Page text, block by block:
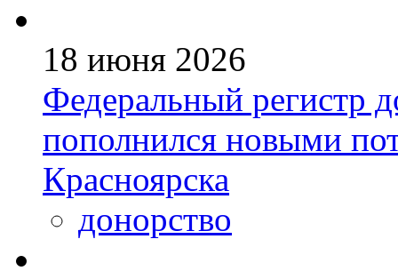
18 июня 2026
Федеральный регистр
пополнился новыми
Красноярска
донорство